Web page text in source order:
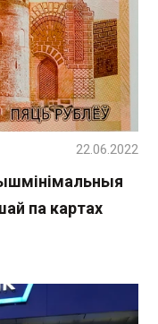
па картах
22.06.2022